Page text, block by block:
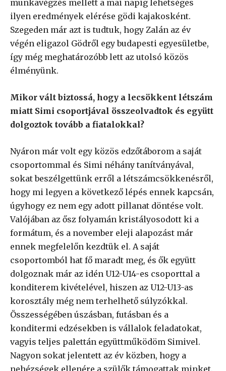
munkavégzés mellett a mai napig lehetséges
ilyen eredmények elérése gödi kajakosként.
Szegeden már azt is tudtuk, hogy Zalán az év
végén eligazol Gödről egy budapesti egyesületbe,
így még meghatározóbb lett az utolsó közös
élményünk.
Mikor vált biztossá, hogy a lecsökkent létszám
miatt Simi csoportjával összeolvadtok és együtt
dolgoztok tovább a fiatalokkal?
Nyáron már volt egy közös edzőtáborom a saját
csoportommal és Simi néhány tanítványával,
sokat beszélgettünk erről a létszámcsökkenésről,
hogy mi legyen a következő lépés ennek kapcsán,
úgyhogy ez nem egy adott pillanat döntése volt.
Valójában az ősz folyamán kristályosodott ki a
formátum, és a november eleji alapozást már
ennek megfelelőn kezdtük el. A saját
csoportomból hat fő maradt meg, és ők együtt
dolgoznak már az idén U12-U14-es csoporttal a
konditerem kivételével, hiszen az U12-U13-as
korosztály még nem terhelhető súlyzókkal.
Összességében úszásban, futásban és a
konditermi edzésekben is vállalok feladatokat,
vagyis teljes palettán együttműködöm Simivel.
Nagyon sokat jelentett az év közben, hogy a
nehézségek ellenére a szülők támogattak minket,